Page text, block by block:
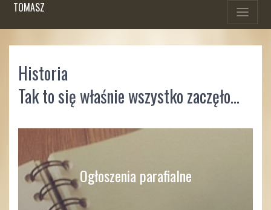
TOMASZ
Historia
Tak to się właśnie wszystko zaczęło…
Ogłoszenia parafialne